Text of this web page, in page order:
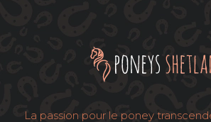
La passion pour le poney